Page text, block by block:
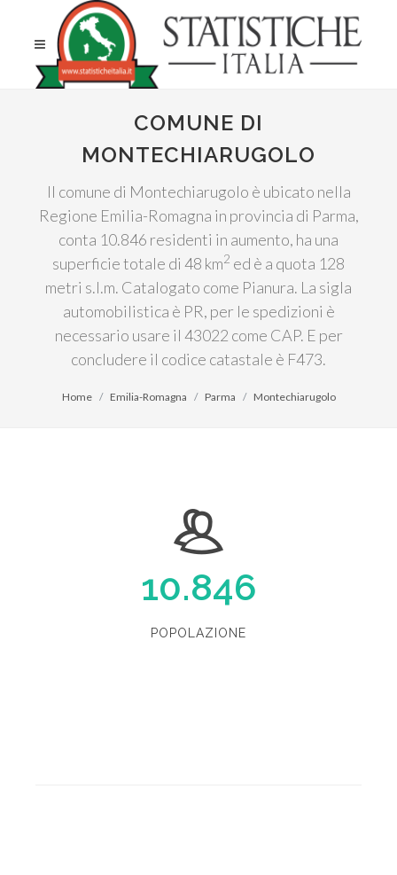
COMUNE DI
MONTECHIARUGOLO
Il comune di Montechiarugolo è ubicato nella
Regione Emilia-Romagna in provincia di Parma,
conta 10.846 residenti in aumento, ha una
superficie totale di 48 km2 ed è a quota 128
metri s.l.m. Catalogato come Pianura. La sigla
automobilistica è PR, per le spedizioni è
necessario usare il 43022 come CAP. E per
concludere il codice catastale è F473.
Home Emilia-Romagna Parma Montechiarugolo
10.846
POPOLAZIONE